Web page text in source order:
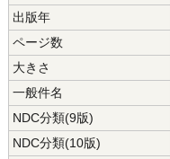
出版年
ページ数
大きさ
一般件名
NDC分類(9版)
NDC分類(10版)